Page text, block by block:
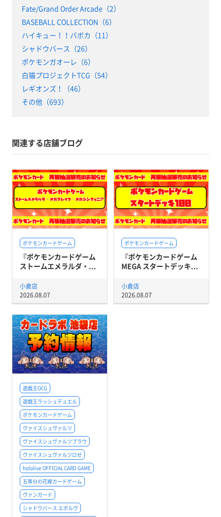
Fate/Grand Order Arcade（2）
BASEBALL COLLECTION（6）
ハイキュー！！バボカ（11）
シャドウバース（26）
ポケモンガオーレ（6）
白猫プロジェクトTCG（54）
レギオンズ！（46）
その他（693）
関連する店舗ブログ
ポケモンカードゲーム
『ポケモンカードゲーム
ストームエメラルダ・...
小倉店
2026.08.07
ポケモンカードゲーム
『ポケモンカードゲーム
MEGA スタートデッキ...
小倉店
2026.08.07
遊戯王OCG
遊戯王ラッシュデュエル
ポケモンカードゲーム
ヴァイスシュヴァルツ
ヴァイスシュヴァルツブラウ
ヴァイスシュヴァルツロゼ
hololive OFFICIAL CARD GAME
五等分の花嫁カードゲーム
ヴァンガード
シャドウバース エボルヴ